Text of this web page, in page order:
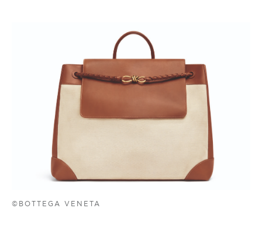
©BOTTEGA VENETA